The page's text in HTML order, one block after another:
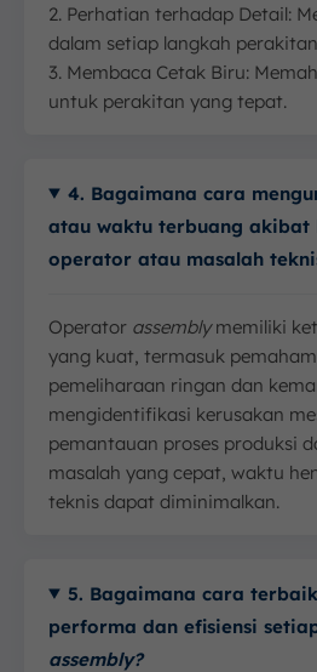
2. Perhatian terhadap Detail:
dalam setiap langkah
3. Membaca Cetak Biru:
untuk perakitan yang tepat.
4. Bagaimana cara
atau waktu terbuang akibat
operator atau masalah
Operator assemblymemiliki
yang kuat, termasuk
pemeliharaan ringan dan
mengidentifikasi kerusakan
pemantauan proses produksi
masalah yang cepat, waktu
teknis dapat diminimalkan.
5. Bagaimana cara
performa dan efisiensi
assembly?